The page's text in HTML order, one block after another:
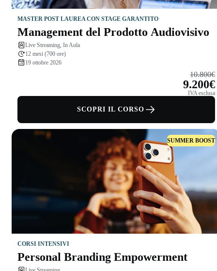
MASTER POST LAUREA CON STAGE GARANTITO
Management del Prodotto Audiovisivo
Live Streaming, In Aula
12 mesi (700 ore)
19 ottobre 2026
10.800€
9.200€
IVA esclusa
SCOPRI IL CORSO
SUMMER BOOST
CORSI INTENSIVI
Personal Branding Empowerment